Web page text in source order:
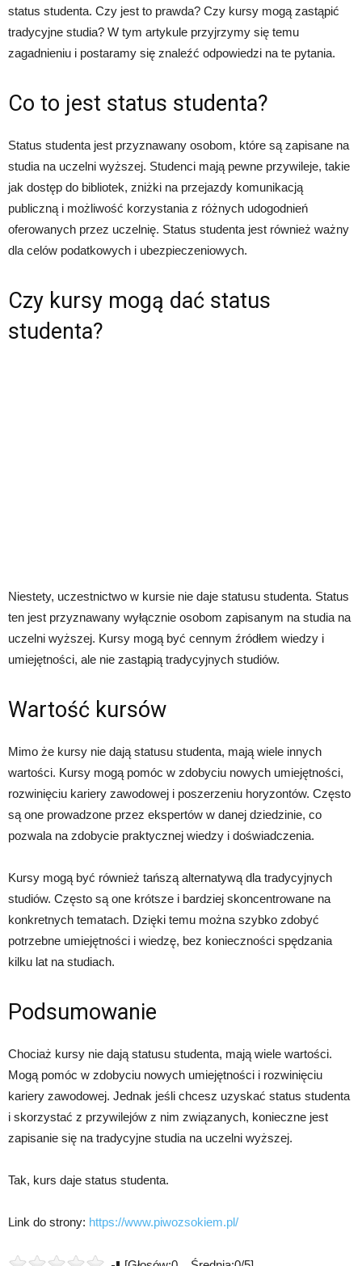
status studenta. Czy jest to prawda? Czy kursy mogą zastąpić
tradycyjne studia? W tym artykule przyjrzymy się temu
zagadnieniu i postaramy się znaleźć odpowiedzi na te pytania.
Co to jest status studenta?
Status studenta jest przyznawany osobom, które są zapisane na
studia na uczelni wyższej. Studenci mają pewne przywileje, takie
jak dostęp do bibliotek, zniżki na przejazdy komunikacją
publiczną i możliwość korzystania z różnych udogodnień
oferowanych przez uczelnię. Status studenta jest również ważny
dla celów podatkowych i ubezpieczeniowych.
Czy kursy mogą dać status
studenta?
Niestety, uczestnictwo w kursie nie daje statusu studenta. Status
ten jest przyznawany wyłącznie osobom zapisanym na studia na
uczelni wyższej. Kursy mogą być cennym źródłem wiedzy i
umiejętności, ale nie zastąpią tradycyjnych studiów.
Wartość kursów
Mimo że kursy nie dają statusu studenta, mają wiele innych
wartości. Kursy mogą pomóc w zdobyciu nowych umiejętności,
rozwinięciu kariery zawodowej i poszerzeniu horyzontów. Często
są one prowadzone przez ekspertów w danej dziedzinie, co
pozwala na zdobycie praktycznej wiedzy i doświadczenia.
Kursy mogą być również tańszą alternatywą dla tradycyjnych
studiów. Często są one krótsze i bardziej skoncentrowane na
konkretnych tematach. Dzięki temu można szybko zdobyć
potrzebne umiejętności i wiedzę, bez konieczności spędzania
kilku lat na studiach.
Podsumowanie
Chociaż kursy nie dają statusu studenta, mają wiele wartości.
Mogą pomóc w zdobyciu nowych umiejętności i rozwinięciu
kariery zawodowej. Jednak jeśli chcesz uzyskać status studenta
i skorzystać z przywilejów z nim związanych, konieczne jest
zapisanie się na tradycyjne studia na uczelni wyższej.
Tak, kurs daje status studenta.
Link do strony: https://www.piwozsokiem.pl/